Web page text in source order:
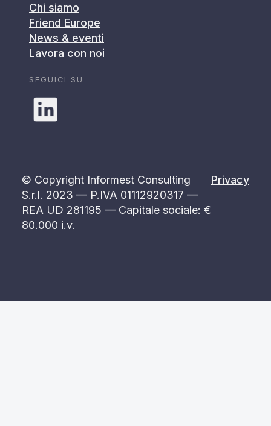
Chi siamo
Friend Europe
News & eventi
Lavora con noi
SEGUICI SU
© Copyright Informest Consulting
S.r.l. 2023 — P.IVA 01112920317 —
REA UD 281195 — Capitale sociale: €
80.000 i.v.
Privacy